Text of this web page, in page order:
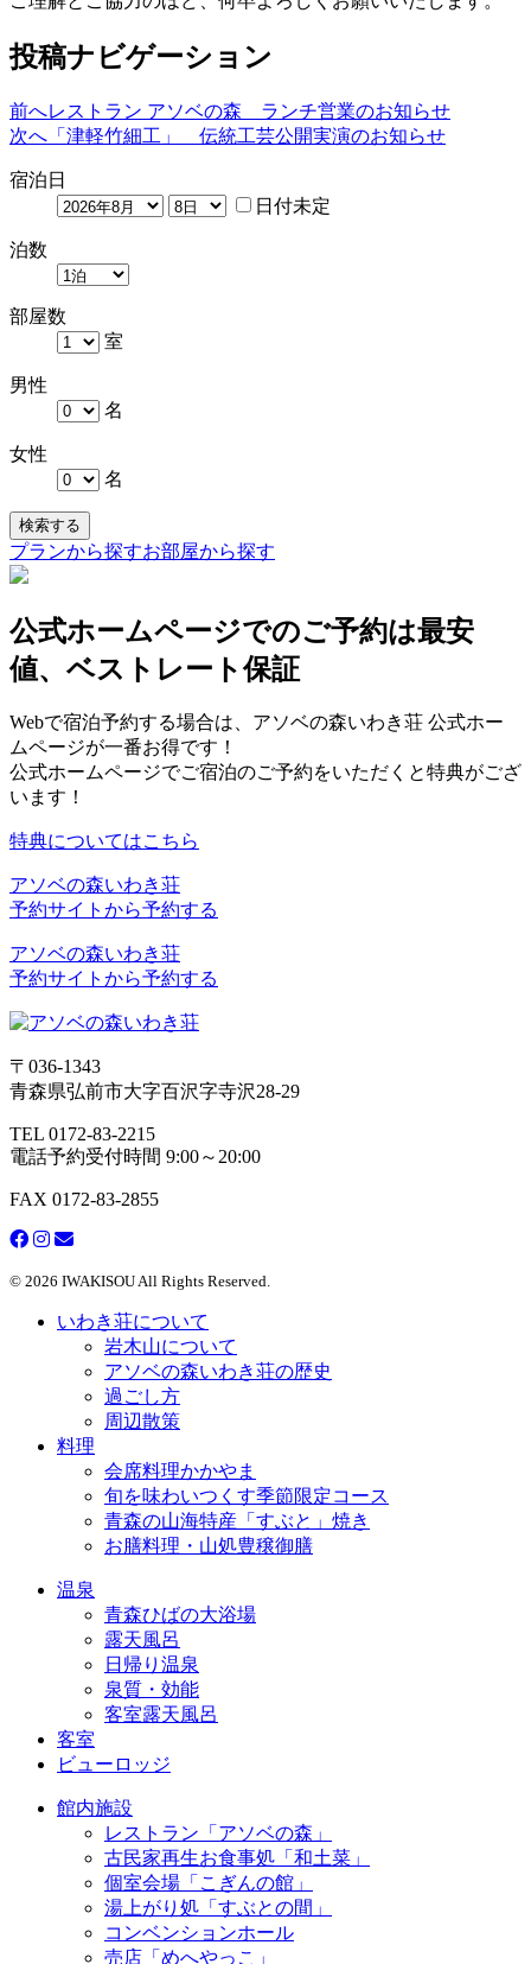
投稿ナビゲーション
前へレストラン アソベの森 ランチ営業のお知らせ
次へ 「津軽竹細工」 伝統工芸公開実演のお知らせ
宿泊日
日付未定
泊数
部屋数
室
男性
名
女性
名
検索する
プランから探すお部屋から探す
公式ホームページでのご予約は最安
値、ベストレート保証
Webで宿泊予約する場合は、アソベの森いわき荘 公式ホー
ムページが一番お得です！
公式ホームページでご宿泊のご予約をいただくと特典がござ
います！
特典についてはこちら
アソベの森いわき荘
予約サイトから予約する
アソベの森いわき荘
予約サイトから予約する
〒036-1343
青森県弘前市大字百沢字寺沢28-29
TEL 0172-83-2215
電話予約受付時間 9:00～20:00
FAX 0172-83-2855
© 2026 IWAKISOU All Rights Reserved.
いわき荘について
岩木山について
アソベの森いわき荘の歴史
過ごし方
周辺散策
料理
会席料理かかやま
旬を味わいつくす季節限定コース
青森の山海特産「すぶと」焼き
お膳料理・山処豊穣御膳
温泉
青森ひばの大浴場
露天風呂
日帰り温泉
泉質・効能
客室露天風呂
客室
ビューロッジ
館内施設
レストラン「アソベの森」
古民家再生お食事処「和土菜」
個室会場「こぎんの館」
湯上がり処「すぶとの間」
コンベンションホール
売店「めへやっこ」